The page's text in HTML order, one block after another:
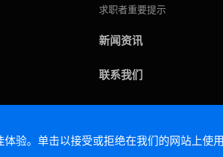
求职者重要提示
新闻资讯
联系我们
验。单击以接受或拒绝在我们的网站上使用